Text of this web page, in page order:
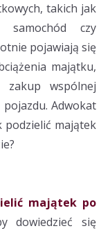
takich jak
samochód czy
pojawiają się
majątku,
zakup wspólnej
Adwokat
podzielić majątek
majątek po
dowiedzieć się